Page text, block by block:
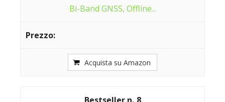
Bi-Band GNSS, Offline...
Acquista su Amazon